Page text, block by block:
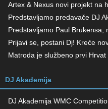
Artex & Nexus novi projekt na
Predstavljamo predavače DJ
Predstavljamo Paul Brukensa,
Prijavi se, postani Dj! Kreće
Matroda je službeno prvi
DJ Akademija
DJ Akademija WMC